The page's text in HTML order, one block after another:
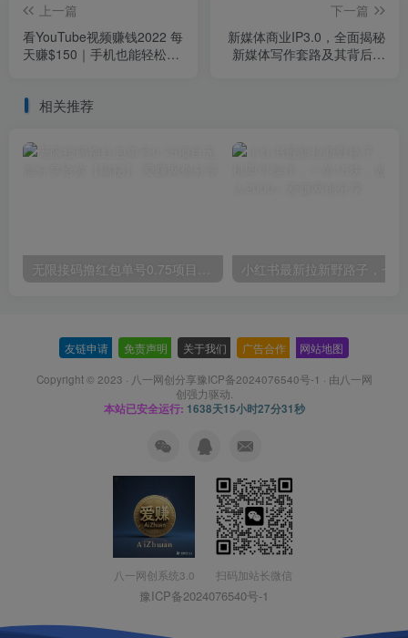
上一篇
看YouTube视频赚钱2022 每
天赚$150｜手机也能轻松操
下一篇
新媒体商业IP3.0，全面揭秘
新媒体写作套路及其背后的
相关推荐
无限接码撸红包单号0.75项目无偿分享给你【揭秘】
友链申请 免责声明 关于我们 广告合作 网站地图
Copyright © 2023 · 八一网创分享豫ICP备2024076540号-1 · 由八一网
创强力驱动.
本站已安全运行: 1638天15小时27分32秒
八一网创系统3.0 扫码加站长微信
豫ICP备2024076540号-1